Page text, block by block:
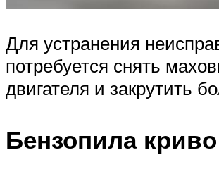
Для устранения
потребуется снять
двигателя и закрутить
Бензопила